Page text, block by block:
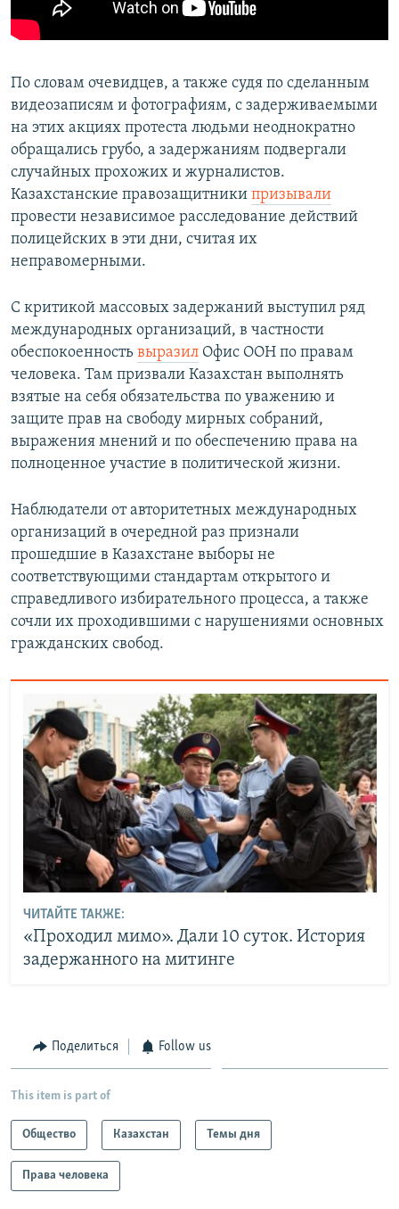
​​По словам очевидцев, а также судя по сделанным
видеозаписям и фотографиям, с задерживаемыми
на этих акциях протеста людьми неоднократно
обращались грубо, а задержаниям подвергали
случайных прохожих и журналистов.
Казахстанские правозащитники призывали
провести независимое расследование действий
полицейских в эти дни, считая их
неправомерными.
С критикой массовых задержаний выступил ряд
международных организаций, в частности
обеспокоенность выразил Офис ООН по правам
человека. Там призвали Казахстан выполнять
взятые на себя обязательства по уважению и
защите прав на свободу мирных собраний,
выражения мнений и по обеспечению права на
полноценное участие в политической жизни.
Наблюдатели от авторитетных международных
организаций в очередной раз признали
прошедшие в Казахстане выборы не
соответствующими стандартам открытого и
справедливого избирательного процесса, а также
сочли их проходившими с нарушениями основных
гражданских свобод.
ЧИТАЙТЕ ТАКЖЕ:
«Проходил мимо». Дали 10 суток. История
задержанного на митинге
Поделиться Follow us
This item is part of
Общество Казахстан Темы дня
Права человека